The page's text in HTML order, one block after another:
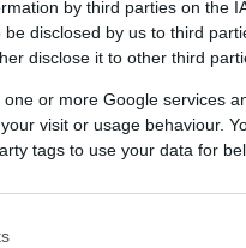
by third parties on the
disclosed by us to third
disclose it to other third
or more Google services
visit or usage behaviour.
tags to use your data for
tra fintech lending e
iniziali.
capitale per avviarsi o
marketing iniziale,